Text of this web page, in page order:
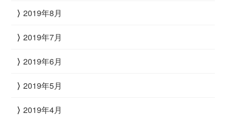
2019年8月
2019年7月
2019年6月
2019年5月
2019年4月